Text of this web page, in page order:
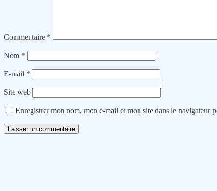
Commentaire *
Nom *
E-mail *
Site web
Enregistrer mon nom, mon e-mail et mon site dans le navigateur